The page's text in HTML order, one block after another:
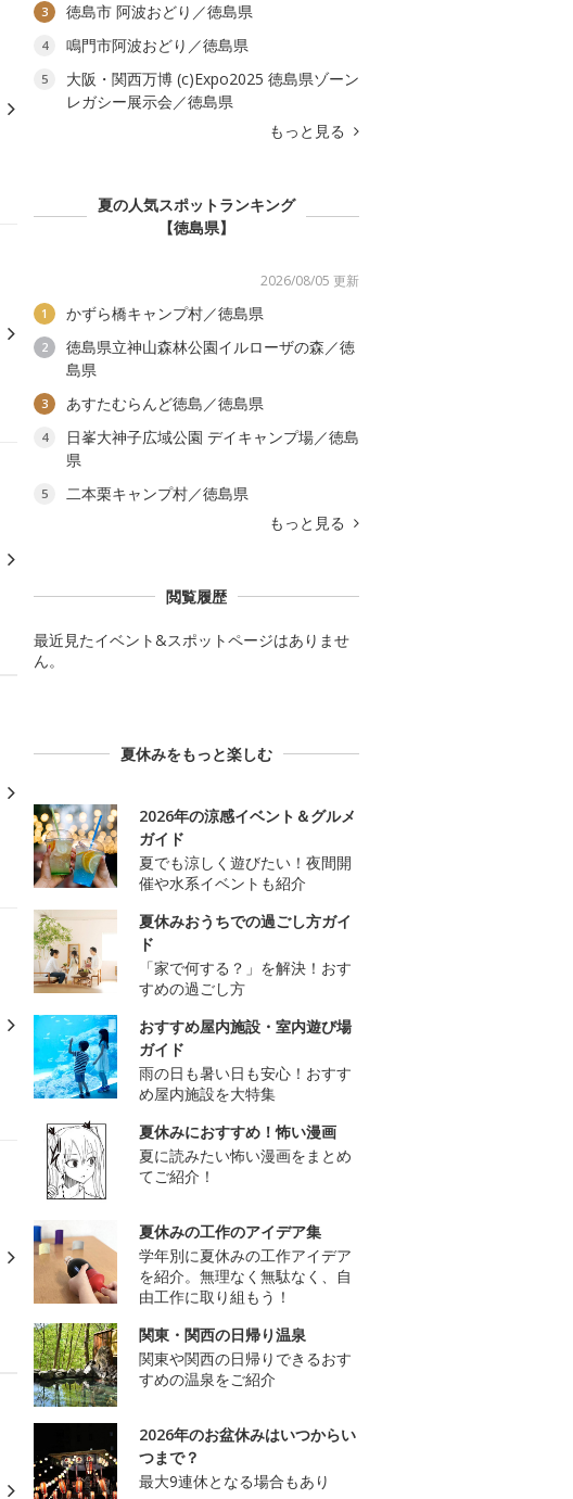
3 徳島市 阿波おどり／徳島県
4 鳴門市阿波おどり／徳島県
5
大阪・関西万博 (c)Expo2025 徳島県ゾーン
レガシー展示会／徳島県
もっと見る
夏の人気スポットランキング
【徳島県】
2026/08/05 更新
1 かずら橋キャンプ村／徳島県
2
徳島県立神山森林公園イルローザの森／徳
島県
3 あすたむらんど徳島／徳島県
4
日峯大神子広域公園 デイキャンプ場／徳島
県
5
二本栗キャンプ村／徳島県
もっと見る
閲覧履歴
最近見たイベント&スポットページはありませ
ん。
夏休みをもっと楽しむ
2026年の涼感イベント＆グルメ
ガイド
夏でも涼しく遊びたい！夜間開
催や水系イベントも紹介
夏休みおうちでの過ごし方ガイ
ド
「家で何する？」を解決！おす
すめの過ごし方
おすすめ屋内施設・室内遊び場
ガイド
雨の日も暑い日も安心！おすす
め屋内施設を大特集
夏休みにおすすめ！怖い漫画
夏に読みたい怖い漫画をまとめ
てご紹介！
夏休みの工作のアイデア集
学年別に夏休みの工作アイデア
を紹介。無理なく無駄なく、自
由工作に取り組もう！
関東・関西の日帰り温泉
関東や関西の日帰りできるおす
すめの温泉をご紹介
2026年のお盆休みはいつからい
つまで？
最大9連休となる場合もあり